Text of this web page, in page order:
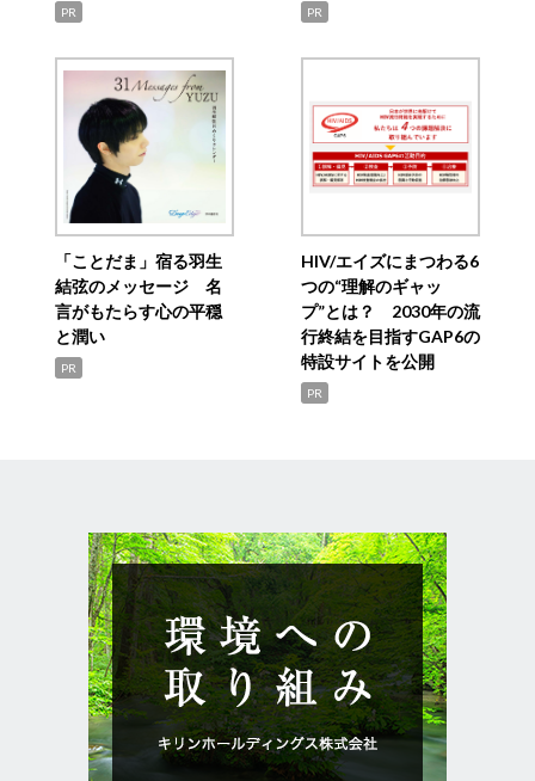
PR PR
「ことだま」宿る羽生
結弦のメッセージ 名
言がもたらす心の平穏
と潤い
PR
HIV/エイズにまつわる6
つの“理解のギャッ
プ”とは？ 2030年の流
行終結を目指すGAP6の
特設サイトを公開
PR